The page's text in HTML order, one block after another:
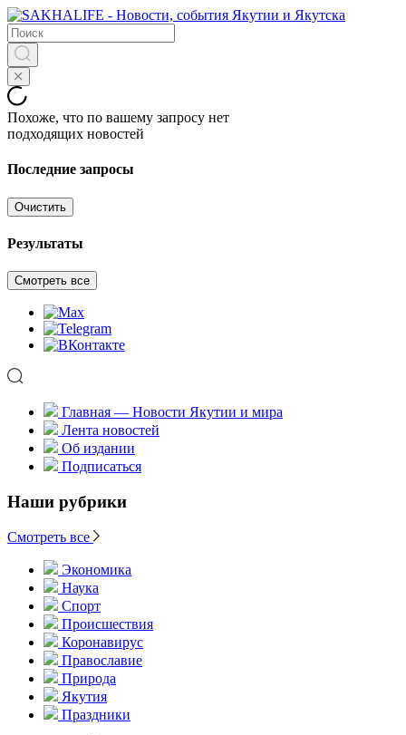
Похоже, что по вашему запросу нет
подходящих новостей
Последние запросы
Очистить
Результаты
Смотреть все
Главная — Новости Якутии и мира
Лента новостей
Об издании
Подписаться
Наши рубрики
Смотреть все
Экономика
Наука
Спорт
Происшествия
Коронавирус
Православие
Природа
Якутия
Праздники